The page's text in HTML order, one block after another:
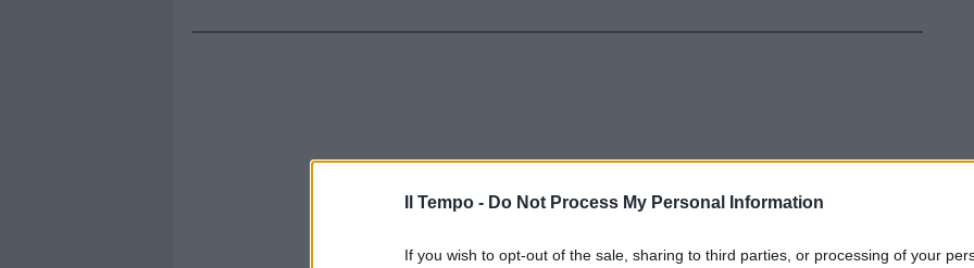
Il Tempo - Do Not Process My Personal Information
If you wish to opt-out of the sale, sharing to third parties, or processing of your